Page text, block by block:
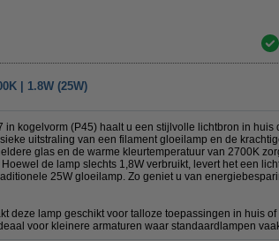
| 1.8W (25W)
in kogelvorm (P45) haalt u een stijlvolle lichtbron in huis
uitstraling van een filament gloeilamp en de
glas en de warme kleurtemperatuur van 2700K
de lamp slechts 1,8W verbruikt, levert het een
25W gloeilamp. Zo geniet u van
deze lamp geschikt voor talloze toepassingen in huis
voor kleinere armaturen waar standaardlampen